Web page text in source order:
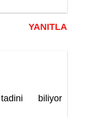
YANITLA
biliyor